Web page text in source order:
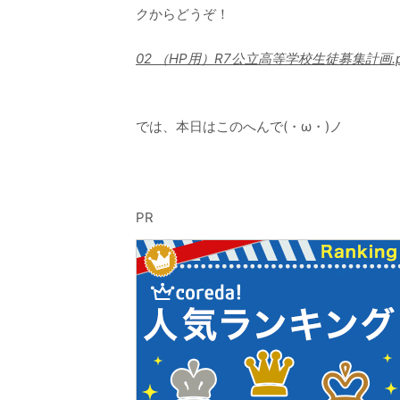
クからどうぞ！
02 （HP用）R7公立高等学校生徒募集計画
では、本日はこのへんで(・ω・)ノ
PR